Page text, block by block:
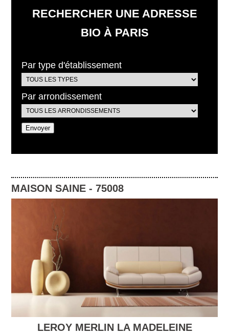
RECHERCHER UNE ADRESSE
BIO À PARIS
Par type d'établissement
Par arrondissement
MAISON SAINE -75008
LEROY MERLIN LA MADELEINE